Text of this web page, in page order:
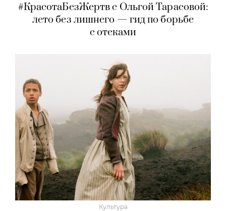
#КрасотаБезЖертв с Ольгой Тарасовой:
лето без лишнего — гид по борьбе
с отеками
Культура